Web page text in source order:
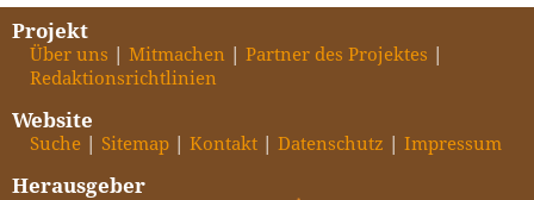
Projekt
Über uns Mitmachen
Partner des Projektes
Redaktionsrichtlinien
Website
Suche Sitemap Kontakt Datenschutz Impressum
Herausgeber